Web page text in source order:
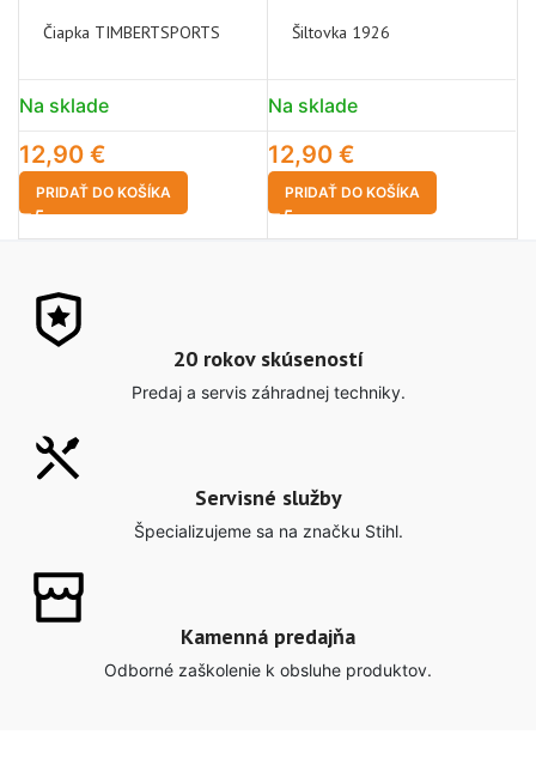
Čiapka TIMBERTSPORTS
Na sklade
12,90 €
PRIDAŤ DO KOŠÍKA
Šiltovka 1926
Na sklade
12,90 €
PRIDAŤ DO KOŠÍKA
20 rokov skúseností
Predaj a servis záhradnej techniky.
Servisné služby
Špecializujeme sa na značku Stihl.
Kamenná predajňa
Odborné zaškolenie k obsluhe produktov.